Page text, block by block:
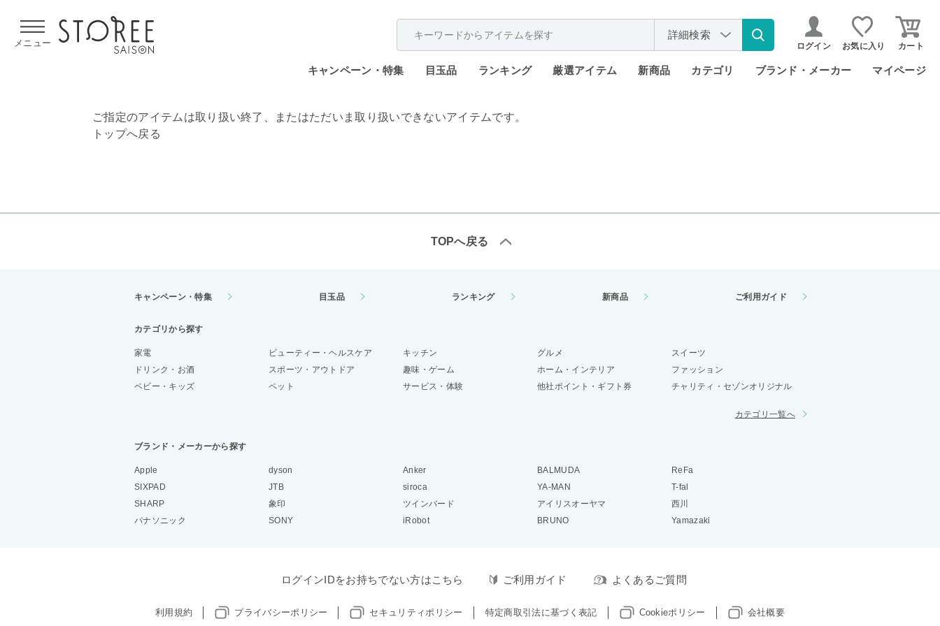
メニュー
詳細検索
ログイン お気に入り カート
キャンペーン・特集 目玉品 ランキング 厳選アイテム 新商品 カテゴリ ブランド・メーカー マイページ
ご指定のアイテムは取り扱い終了、またはただいま取り扱いできないアイテムです。
トップへ戻る
TOPへ戻る
キャンペーン・特集 目玉品 ランキング 新商品 ご利用ガイド
カテゴリから探す
家電 ビューティー・ヘルスケア キッチン グルメ
スイーツ
ドリンク・お酒
スポーツ・アウトドア 趣味・ゲーム ホーム・インテリア
ファッション
ベビー・キッズ
ペット サービス・体験 他社ポイント・ギフト券 チャリティ・セゾンオリジナル
カテゴリ一覧へ
ブランド・メーカーから探す
Apple dyson Anker BALMUDA
ReFa
SIXPAD
JTB siroca YA-MAN
T-fal
SHARP
象印 ツインバード アイリスオーヤマ
西川
パナソニック
SONY iRobot BRUNO Yamazaki
ログインIDをお持ちでない方はこちら ご利用ガイド よくあるご質問
利用規約 プライバシーポリシー セキュリティポリシー 特定商取引法に基づく表記 Cookieポリシー 会社概要